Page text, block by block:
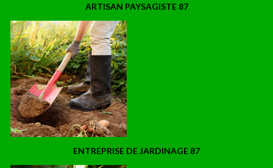
ARTISAN PAYSAGISTE 87
ENTREPRISE DE JARDINAGE 87